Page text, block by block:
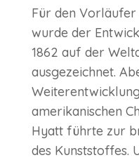
Für den Vorläufer
wurde der
1862 auf der
ausgezeichnet.
amerikanischen
Hyatt führte zur
des Kunststoffes.